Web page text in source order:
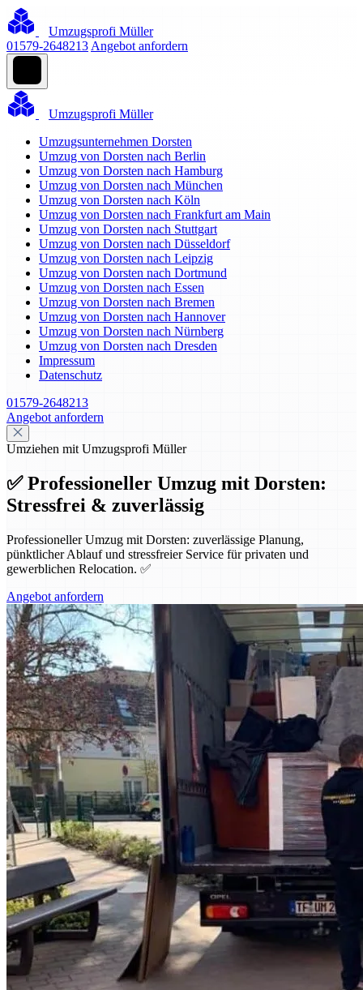
Umzugsprofi Müller
01579-2648213 Angebot anfordern
Umzugsprofi Müller
Umzugsunternehmen Dorsten
Umzug von Dorsten nach Berlin
Umzug von Dorsten nach Hamburg
Umzug von Dorsten nach München
Umzug von Dorsten nach Köln
Umzug von Dorsten nach Frankfurt am Main
Umzug von Dorsten nach Stuttgart
Umzug von Dorsten nach Düsseldorf
Umzug von Dorsten nach Leipzig
Umzug von Dorsten nach Dortmund
Umzug von Dorsten nach Essen
Umzug von Dorsten nach Bremen
Umzug von Dorsten nach Hannover
Umzug von Dorsten nach Nürnberg
Umzug von Dorsten nach Dresden
Impressum
Datenschutz
01579-2648213
Angebot anfordern
Umziehen mit Umzugsprofi Müller
✅ Professioneller Umzug mit Dorsten:
Stressfrei & zuverlässig
Professioneller Umzug mit Dorsten: zuverlässige Planung,
pünktlicher Ablauf und stressfreier Service für privaten und
gewerblichen Relocation. ✅
Angebot anfordern